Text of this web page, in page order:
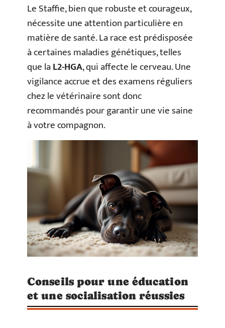
Le Staffie, bien que robuste et courageux,
nécessite une attention particulière en
matière de santé. La race est prédisposée
à certaines maladies génétiques, telles
que laL2-HGA, qui affecte le cerveau. Une
vigilance accrue et des examens réguliers
chez le vétérinaire sont donc
recommandés pour garantir une vie saine
à votre compagnon.
Conseils pour une éducation
et une socialisation réussies